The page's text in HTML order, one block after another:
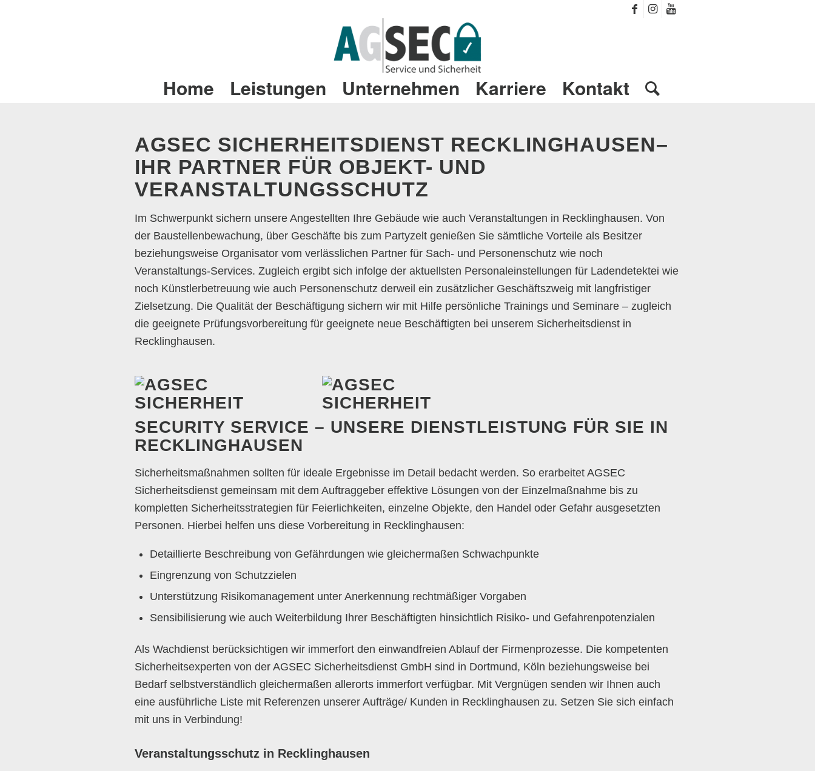
Home Leistungen Unternehmen Karriere Kontakt
AGSEC SICHERHEITSDIENST RECKLINGHAUSEN–
IHR PARTNER FÜR OBJEKT- UND
VERANSTALTUNGSSCHUTZ
Im Schwerpunkt sichern unsere Angestellten Ihre Gebäude wie auch Veranstaltungen in Recklinghausen. Von
der Baustellenbewachung, über Geschäfte bis zum Partyzelt genießen Sie sämtliche Vorteile als Besitzer
beziehungsweise Organisator vom verlässlichen Partner für Sach- und Personenschutz wie noch
Veranstaltungs-Services. Zugleich ergibt sich infolge der aktuellsten Personaleinstellungen für Ladendetektei wie
noch Künstlerbetreuung wie auch Personenschutz derweil ein zusätzlicher Geschäftszweig mit langfristiger
Zielsetzung. Die Qualität der Beschäftigung sichern wir mit Hilfe persönliche Trainings und Seminare – zugleich
die geeignete Prüfungsvorbereitung für geeignete neue Beschäftigten bei unserem Sicherheitsdienst in
Recklinghausen.
SECURITY SERVICE – UNSERE DIENSTLEISTUNG FÜR SIE IN
RECKLINGHAUSEN
Sicherheitsmaßnahmen sollten für ideale Ergebnisse im Detail bedacht werden. So erarbeitet AGSEC
Sicherheitsdienst gemeinsam mit dem Auftraggeber effektive Lösungen von der Einzelmaßnahme bis zu
kompletten Sicherheitsstrategien für Feierlichkeiten, einzelne Objekte, den Handel oder Gefahr ausgesetzten
Personen. Hierbei helfen uns diese Vorbereitung in Recklinghausen:
Detaillierte Beschreibung von Gefährdungen wie gleichermaßen Schwachpunkte
Eingrenzung von Schutzzielen
Unterstützung Risikomanagement unter Anerkennung rechtmäßiger Vorgaben
Sensibilisierung wie auch Weiterbildung Ihrer Beschäftigten hinsichtlich Risiko- und Gefahrenpotenzialen
Als Wachdienst berücksichtigen wir immerfort den einwandfreien Ablauf der Firmenprozesse. Die kompetenten
Sicherheitsexperten von der AGSEC Sicherheitsdienst GmbH sind in Dortmund, Köln beziehungsweise bei
Bedarf selbstverständlich gleichermaßen allerorts immerfort verfügbar. Mit Vergnügen senden wir Ihnen auch
eine ausführliche Liste mit Referenzen unserer Aufträge/ Kunden in Recklinghausen zu. Setzen Sie sich einfach
mit uns in Verbindung!
Veranstaltungsschutz in Recklinghausen